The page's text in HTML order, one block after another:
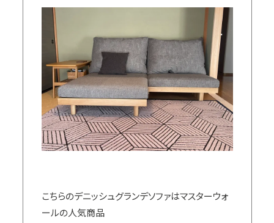
こちらのデニッシュグランデソファはマスターウォ
ールの人気商品